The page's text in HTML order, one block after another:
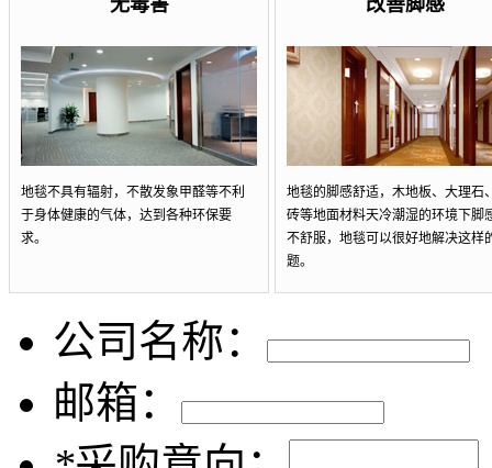
无毒害
地毯不具有辐射，不散发象甲醛等不利
于身体健康的气体，达到各种环保要
求。
改善脚感
地毯的脚感舒适，木地板、大理石
砖等地面材料天冷潮湿的环境下脚
不舒服，地毯可以很好地解决这样
题。
公司名称：
邮箱：